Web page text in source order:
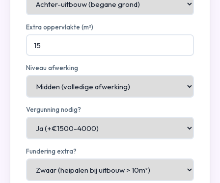
Extra oppervlakte (m²)
Niveau afwerking
Vergunning nodig?
Fundering extra?